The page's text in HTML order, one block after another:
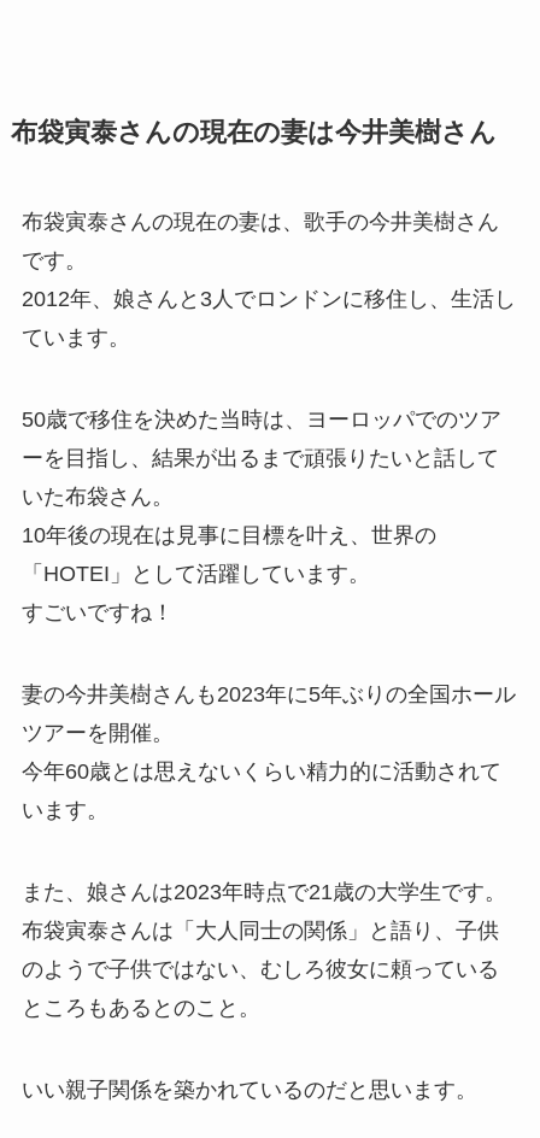
布袋寅泰さんの現在の妻は今井美樹さん
布袋寅泰さんの現在の妻は、歌手の今井美樹さん
です。
2012年、娘さんと3人でロンドンに移住し、生活し
ています。
50歳で移住を決めた当時は、ヨーロッパでのツア
ーを目指し、結果が出るまで頑張りたいと話して
いた布袋さん。
10年後の現在は見事に目標を叶え、世界の
「HOTEI」として活躍しています。
すごいですね！
妻の今井美樹さんも2023年に5年ぶりの全国ホール
ツアーを開催。
今年60歳とは思えないくらい精力的に活動されて
います。
また、娘さんは2023年時点で21歳の大学生です。
布袋寅泰さんは「大人同士の関係」と語り、子供
のようで子供ではない、むしろ彼女に頼っている
ところもあるとのこと。
いい親子関係を築かれているのだと思います。